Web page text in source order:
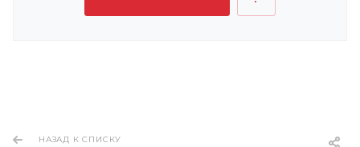
НАЗАД К СПИСКУ